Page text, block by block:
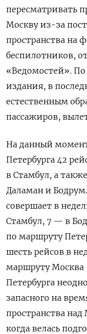
пересматривать
Москву из-за
пространства на
беспилотников,
«Ведомостей». По
издания, в
естественным
пассажиров,
На данный
Петербурга 42
в Стамбул, а
Даламан и
совершает в
Стамбул, 7 — в
по маршруту
шесть рейсов в
маршруту Москва
Петербурга
запасного на
пространства
когда велась